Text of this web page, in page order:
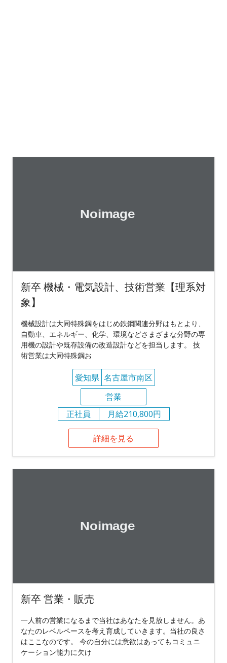
新卒 機械・電気設計、技術営業【理系対
象】
機械設計は大同特殊鋼をはじめ鉄鋼関連分野はもとより、
自動車、エネルギー、化学、環境などさまざまな分野の専
用機の設計や既存設備の改造設計などを担当します。 技
術営業は大同特殊鋼お
愛知県 名古屋市南区
営業
正社員
月給210,800円
詳細を見る
新卒 営業・販売
一人前の営業になるまで当社はあなたを見放しません。あ
なたのレベルペースを考え育成していきます。当社の良さ
はここなのです。 今の自分には意欲はあってもコミュニ
ケーション能力に欠け